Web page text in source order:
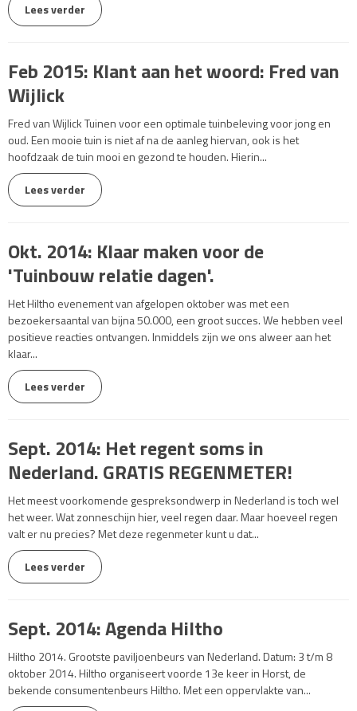
Lees verder
Feb 2015: Klant aan het woord: Fred van
Wijlick
Fred van Wijlick Tuinen voor een optimale tuinbeleving voor jong en
oud. Een mooie tuin is niet af na de aanleg hiervan, ook is het
hoofdzaak de tuin mooi en gezond te houden. Hierin...
Lees verder
Okt. 2014: Klaar maken voor de
'Tuinbouw relatie dagen'.
Het Hiltho evenement van afgelopen oktober was met een
bezoekersaantal van bijna 50.000, een groot succes. We hebben veel
positieve reacties ontvangen. Inmiddels zijn we ons alweer aan het
klaar...
Lees verder
Sept. 2014: Het regent soms in
Nederland. GRATIS REGENMETER!
Het meest voorkomende gespreksondwerp in Nederland is toch wel
het weer. Wat zonneschijn hier, veel regen daar. Maar hoeveel regen
valt er nu precies? Met deze regenmeter kunt u dat...
Lees verder
Sept. 2014: Agenda Hiltho
Hiltho 2014. Grootste paviljoenbeurs van Nederland. Datum: 3 t/m 8
oktober 2014. Hiltho organiseert voorde 13e keer in Horst, de
bekende consumentenbeurs Hiltho. Met een oppervlakte van...